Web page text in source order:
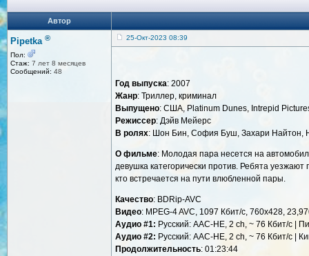
Автор
Pipetka ®
Пол:
Стаж: 7 лет 8 месяцев
Сообщений: 48
25-Окт-2023 08:39
Год выпуска: 2007
Жанр: Триллер, криминал
Выпущено: США, Platinum Dunes, Intrepid
Режиссер: Дэйв Мейерс
В ролях: Шон Бин, София Буш, Захари Найтон,
О фильме: Молодая пара несется на
девушка категорически против. Ребята
кто встречается на пути влюбленной пары.
Качество: BDRip-AVC
Видео: MPEG-4 AVC, 1097 Кбит/с, 760x428,
Аудио #1: Русский: AAC-HE, 2 ch, ~ 76 Кбит/с |
Аудио #2: Русский: AAC-HE, 2 ch, ~ 76 Кбит/с |
Продолжительность: 01:23:44